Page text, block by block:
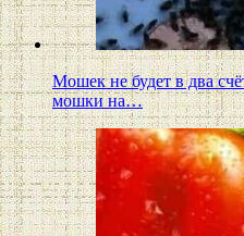
Мошек не будет в два
мошки на…